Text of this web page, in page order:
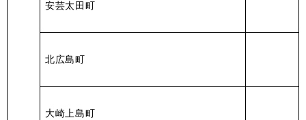
安芸太田町
北広島町
大崎上島町